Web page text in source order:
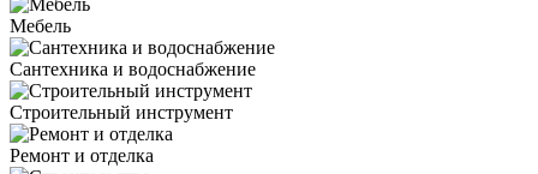
Мебель
Сантехника и водоснабжение
Строительный инструмент
Ремонт и отделка